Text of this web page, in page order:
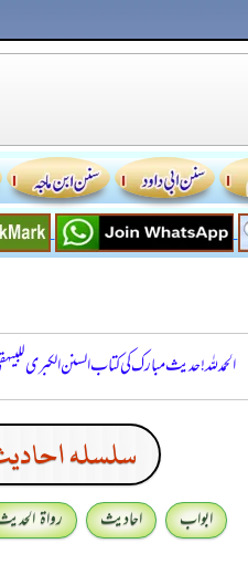
الحمدللہ! حدیث مبارک کی کتاب السنن الكبرى
سلسله
ابواب احادیث رواۃ